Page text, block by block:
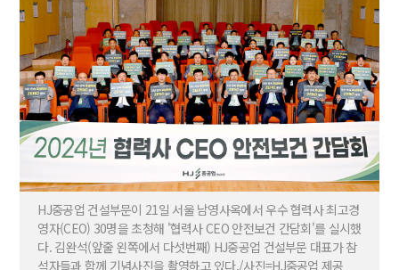
HJ중공업 건설부문이 21일 서울 남영사옥에서 우수 협력사 최고경
영자(CEO) 30명을 초청해 '협력사 CEO 안전보건 간담회'를 실시했
다. 김완석(앞줄 왼쪽에서 다섯번째) HJ중공업 건설부문 대표가 참
석자들과 함께 기념사진을 촬영하고 있다./사진=HJ중공업 제공